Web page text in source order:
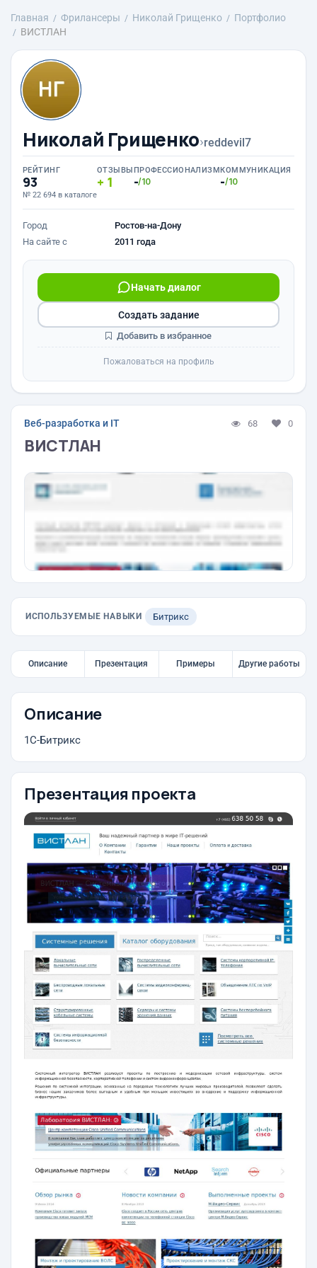
Главная Фрилансеры Николай Грищенко
Портфолио
ВИСТЛАН
Николай Грищенко›reddevil7
РЕЙТИНГ
93
№ 22 694 в каталоге
ОТЗЫВЫ
1
ПРОФЕССИОНАЛИЗМ
-/10
КОММУНИКАЦИЯ
-/10
Город
Ростов-на-Дону
На сайте с
2011 года
Начать диалог
Создать задание
Добавить в избранное
Пожаловаться на профиль
Веб-разработка и IT 68 0
ВИСТЛАН
ИСПОЛЬЗУЕМЫЕ НАВЫКИ Битрикс
Описание Презентация Примеры Другие работы
Описание
1С-Битрикс
Презентация проекта